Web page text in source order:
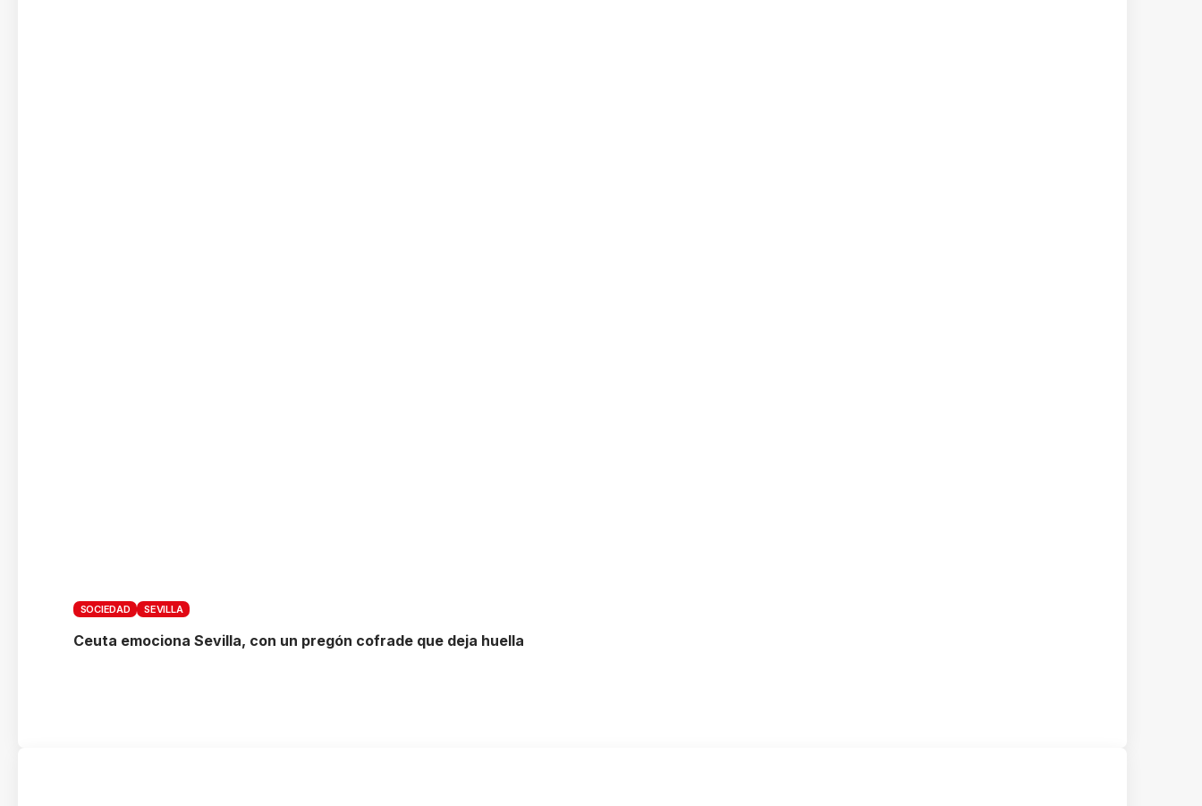
SOCIEDAD SEVILLA
Ceuta emociona Sevilla, con un pregón cofrade que deja huella